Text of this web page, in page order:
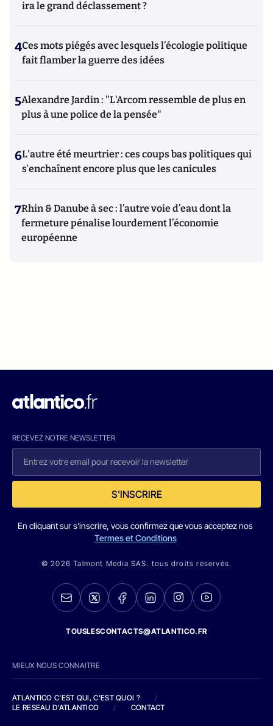
ira le grand déclassement ?
4Ces mots piégés avec lesquels l’écologie politique
fait flamber la guerre des idées
5Alexandre Jardin : "L'Arcom ressemble de plus en
plus à une police de la pensée"
6L'autre été meurtrier : ces coups bas politiques qui
s'enchaînent encore plus que les canicules
7Rhin & Danube à sec : l’autre voie d’eau dont la
fermeture pénalise lourdement l’économie
européenne
RECEVEZ NOTRE NEWSLETTER
S'INSCRIRE
En cliquant sur s'inscrire, vous confirmez que vous acceptez nos
Termes et Conditions
© 2026 Talmont Media SAS. tous droits réservés.
TOUSLESCONTACTS@ATLANTICO.FR
MIEUX NOUS CONNAITRE
ATLANTICO C'EST QUI, C'EST QUOI ?
/
LE RESEAU D'ATLANTICO
/ CONTACT